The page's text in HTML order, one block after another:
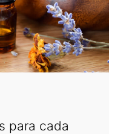
para cada